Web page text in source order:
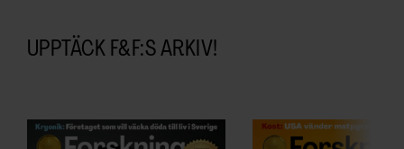
UPPTÄCK F&F:S ARKIV!